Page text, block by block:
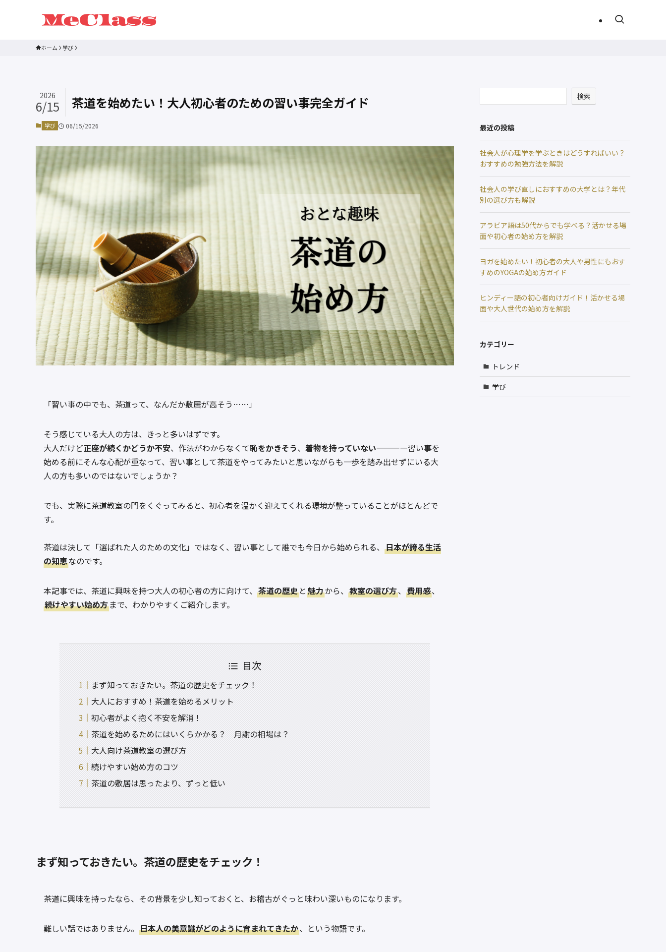
ホーム 学び
茶道を始めたい！大人初心者のための習い事完全ガイド
2026
6/15
学び 06/15/2026
「習い事の中でも、茶道って、なんだか敷居が高そう……」
そう感じている大人の方は、きっと多いはずです。
大人だけど正座が続くかどうか不安、作法がわからなくて恥をかきそう、 着物を持っていない————習い事を
始める前にそんな心配が重なって、習い事として茶道をやってみたいと思いながらも一歩を踏み出せずにいる大
人の方も多いのではないでしょうか？
でも、実際に茶道教室の門をくぐってみると、初心者を温かく迎えてくれる環境が整っていることがほとんどで
す。
茶道は決して「選ばれた人のための文化」ではなく、習い事として誰でも今日から始められる、 日本が誇る生活
の知恵なのです。
本記事では、茶道に興味を持つ大人の初心者の方に向けて、 茶道の歴史 と 魅力から、 教室の選び方、 費用感、
続けやすい始め方 まで、わかりやすくご紹介します。
目次
まず知っておきたい。茶道の歴史をチェック！
大人におすすめ！茶道を始めるメリット
初心者がよく抱く不安を解消！
茶道を始めるためにはいくらかかる？ 月謝の相場は？
大人向け茶道教室の選び方
続けやすい始め方のコツ
茶道の敷居は思ったより、ずっと低い
まず知っておきたい。茶道の歴史をチェック！
茶道に興味を持ったなら、その背景を少し知っておくと、お稽古がぐっと味わい深いものになります。
難しい話ではありません。 日本人の美意識がどのように育まれてきたか、という物語です。
検索
最近の投稿
社会人が心理学を学ぶときはどうすればいい？
おすすめの勉強方法を解説
社会人の学び直しにおすすめの大学とは？年代
別の選び方も解説
アラビア語は50代からでも学べる？活かせる場
面や初心者の始め方を解説
ヨガを始めたい！初心者の大人や男性にもおす
すめのYOGAの始め方ガイド
ヒンディー語の初心者向けガイド！活かせる場
面や大人世代の始め方を解説
カテゴリー
トレンド
学び